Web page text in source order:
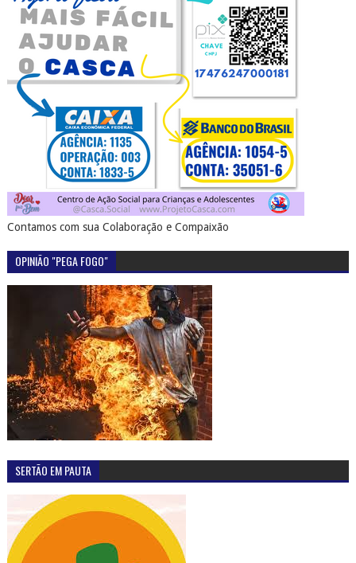
Contamos com sua Colaboração e Compaixão
OPINIÃO "PEGA FOGO"
SERTÃO EM PAUTA